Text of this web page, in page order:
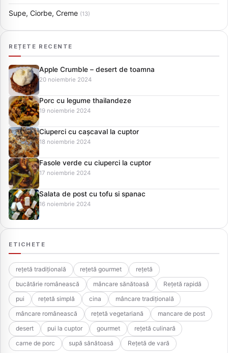
Supe, Ciorbe, Creme (13)
REȚETE RECENTE
Apple Crumble – desert de toamna
20 noiembrie 2024
Porc cu legume thailandeze
19 noiembrie 2024
Ciuperci cu cașcaval la cuptor
18 noiembrie 2024
Fasole verde cu ciuperci la cuptor
17 noiembrie 2024
Salata de post cu tofu si spanac
16 noiembrie 2024
ETICHETE
rețetă tradițională rețetă gourmet
rețetă
bucătărie românească
mâncare sănătoasă
Rețetă rapidă
pui
rețetă simplă cina
mâncare tradițională
mâncare românească
rețetă vegetariană
mancare de post
desert
pui la cuptor gourmet
rețetă culinară
carne de porc
supă sănătoasă Rețetă de vară